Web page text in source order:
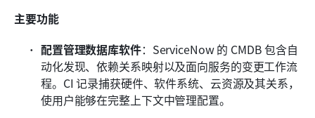
主要功能
配置管理数据库软件：ServiceNow 的 CMDB 包含自
动化发现、依赖关系映射以及面向服务的变更工作流
程。CI 记录捕获硬件、软件系统、云资源及其关系，
使用户能够在完整上下文中管理配置。